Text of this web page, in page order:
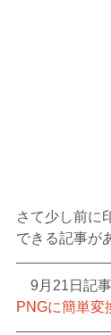
さて少し前に
できる記事が
9月21日記
PNGに簡単変